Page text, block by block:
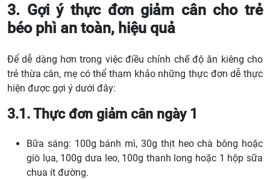
3. Gợi ý thực đơn giảm cân cho trẻ
béo phì an toàn, hiệu quả
Để dễ dàng hơn trong việc điều chỉnh chế độ ăn kiêng cho
trẻ thừa cân, mẹ có thể tham khảo những thực đơn dễ thực
hiện được gợi ý dưới đây:
3.1. Thực đơn giảm cân ngày 1
Bữa sáng: 100g bánh mì, 30g thịt heo chà bông hoặc
giò lụa, 100g dưa leo, 100g thanh long hoặc 1 hộp sữa
chua ít đường.